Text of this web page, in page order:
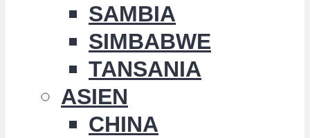
SAMBIA
SIMBABWE
TANSANIA
ASIEN
CHINA